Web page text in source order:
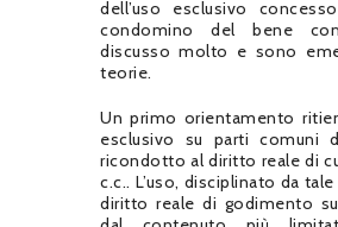
dell’uso esclusivo
condomino del bene
discusso molto e sono
teorie.
Un primo orientamento
esclusivo su parti comuni
ricondotto al diritto reale di cui
c.c.. L’uso, disciplinato da
diritto reale di godimento